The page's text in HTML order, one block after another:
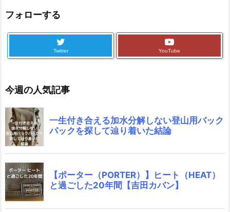
フォローする
Twitter YouTube
今週の人気記事